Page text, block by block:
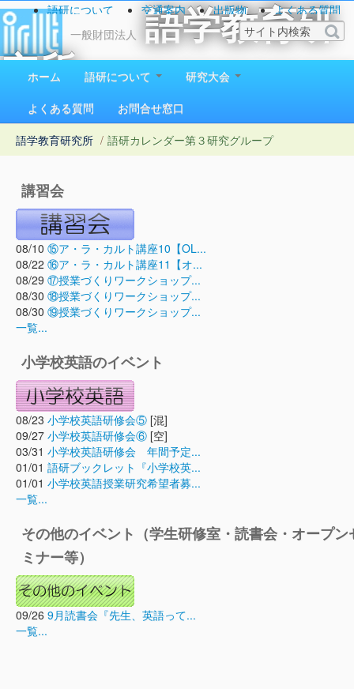
一般財団法人
語学教育研
究所
1923（大正12）年創立
語研について 交通案内 出版物
よくある質問
お問い合わせ
ホーム 語研について
研究大会
よくある質問
お問合せ窓口
語学教育研究所 / 語研カレンダー第３研究グループ
講習会
08/10 ⑮ア・ラ・カルト講座10【OL...
08/22 ⑯ア・ラ・カルト講座11【オ...
08/29 ⑰授業づくりワークショップ...
08/30 ⑱授業づくりワークショップ...
08/30 ⑲授業づくりワークショップ...
一覧...
小学校英語のイベント
08/23 小学校英語研修会⑤ [混]
09/27 小学校英語研修会⑥ [空]
03/31 小学校英語研修会 年間予定...
01/01 語研ブックレット『小学校英...
01/01 小学校英語授業研究希望者募...
一覧...
その他のイベント（学生研修室・読書会・オープン
ミナー等）
09/26 9月読書会『先生、英語って...
一覧...